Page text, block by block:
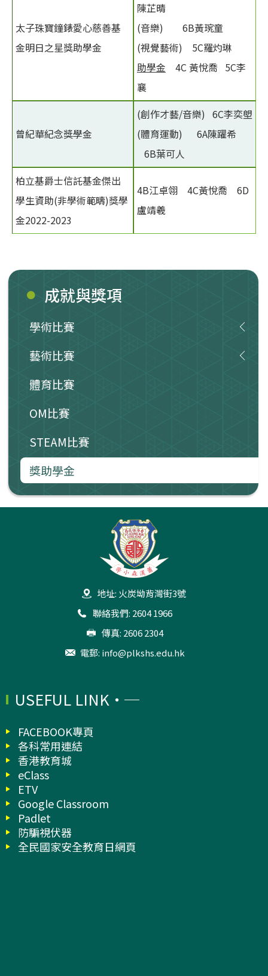
太子珠寶鐘錶愛心慈善基
金明日之星獎助學金
陳芷晴
(音樂) 6B黃琬童
(視覺藝術) 5C羅灼琳
助學金 4C 黃悅喬 5C李
襄
曾紀華紀念獎學金
(創作才藝/音樂) 6C李奕塱
(體育運動) 6A陳躍希
6B葉可人
柏立基爵士信託基金傑出
學生資助(非學術範疇)獎學
金2022-2023
4B江卓翎 4C黃悅喬 6D
盧靖羲
成就與獎項
學術比賽
藝術比賽
體育比賽
OM比賽
STEAM比賽
獎助學金
地址: 火炭坳背灣街3號
聯絡我們: 2604 1966
傳真: 2606 2304
電郵: info@plkshs.edu.hk
USEFUL LINK
FACEBOOK專頁
各科常用連結
香港教育城
eClass
ETV
Google Classroom
Padlet
防騙視伏器
全民國家安全教育日網頁